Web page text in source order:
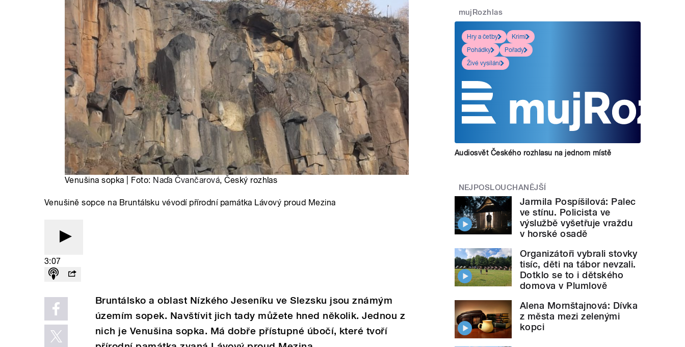
Venušina sopka | Foto: Naďa Čvančarová, Český rozhlas
Venušině sopce na Bruntálsku vévodí přírodní památka Lávový proud Mezina
3:07
Bruntálsko a oblast Nízkého Jeseníku ve Slezsku jsou známým
územím sopek. Navštívit jich tady můžete hned několik. Jednou z
nich je Venušina sopka. Má dobře přístupné úbočí, které tvoří
mujRozhlas
Hry a četby
Krimi
Pohádky
Pořady
Živé vysílání
Audiosvět Českého rozhlasu na jednom místě
NEJPOSLOUCHANĚJŠÍ
Jarmila Pospíšilová: Palec
ve stínu. Policista ve
výslužbě vyšetřuje vraždu
v horské osadě
Organizátoři vybrali stovky
tisíc, děti na tábor nevzali.
Dotklo se to i dětského
domova v Plumlově
Alena Mornštajnová: Dívka
z města mezi zelenými
kopci